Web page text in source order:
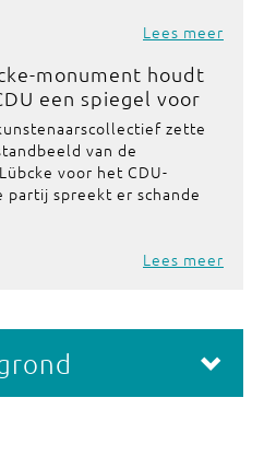
Lees meer
monument houdt
een spiegel voor
zette
van de
voor het CDU-
partij spreekt er schande
Lees meer